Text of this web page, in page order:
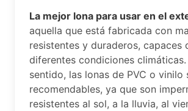
La mejor lona para usar en el
aquella que está fabricada con
resistentes y duraderos, capaces
diferentes condiciones climáticas.
sentido, las lonas de PVC o vinilo
recomendables, ya que son
resistentes al sol, a la lluvia, al